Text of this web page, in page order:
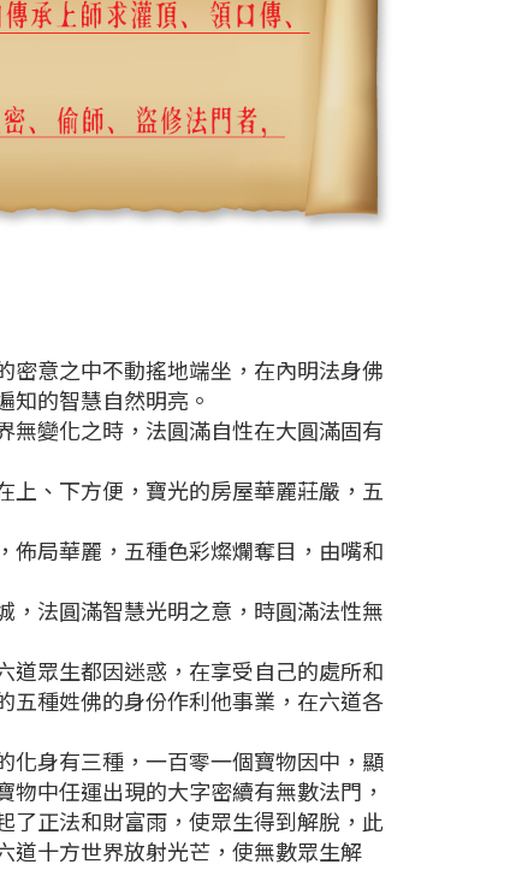
意之中不動搖地端坐，在內明法身佛
知的智慧自然明亮。
變化之時，法圓滿自性在大圓滿固有
、下方便，寶光的房屋華麗莊嚴，五
局華麗，五種色彩燦爛奪目，由嘴和
法圓滿智慧光明之意，時圓滿法性無
眾生都因迷惑，在享受自己的處所和
五種姓佛的身份作利他事業，在六道各
身有三種，一百零一個寶物因中，顯
中任運出現的大字密續有無數法門，
了正法和財富雨，使眾生得到解脫，此
道十方世界放射光芒，使無數眾生解